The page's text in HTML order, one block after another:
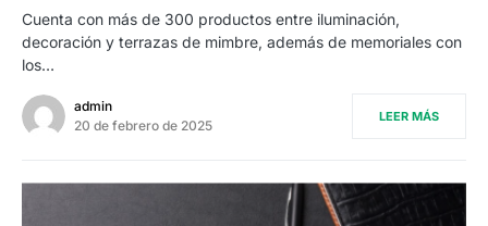
Cuenta con más de 300 productos entre iluminación,
decoración y terrazas de mimbre, además de memoriales con
los…
admin
20 de febrero de 2025
LEER MÁS